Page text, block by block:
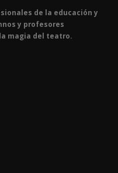
de la educación y
y profesores
magia del teatro.